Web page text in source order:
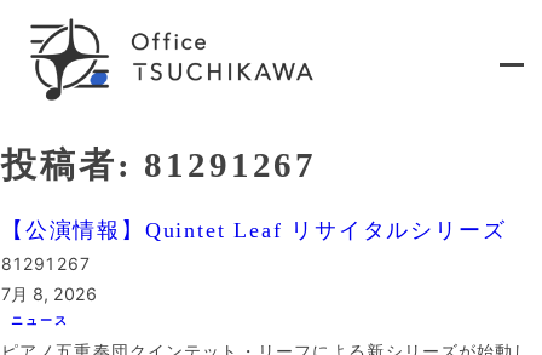
プ
投稿者: 81291267
【公演情報】Quintet Leaf リサイタルシリーズ
81291267
7月 8, 2026
ニュース